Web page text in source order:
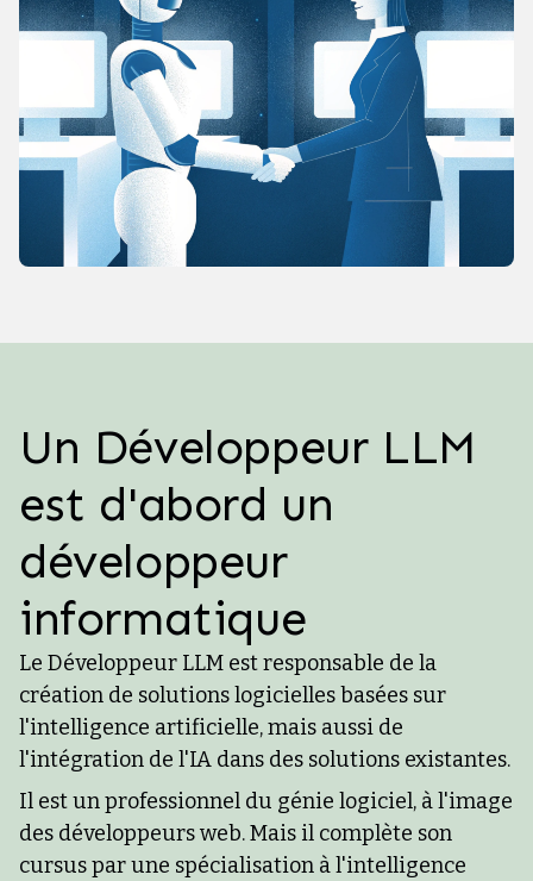
Un Développeur LLM
est d'abord un
développeur
informatique
Le Développeur LLM est responsable de la
création de solutions logicielles basées sur
l'intelligence artificielle, mais aussi de
l'intégration de l'IA dans des solutions existantes.
Il est un professionnel du génie logiciel, à l'image
des développeurs web. Mais il complète son
cursus par une spécialisation à l'intelligence